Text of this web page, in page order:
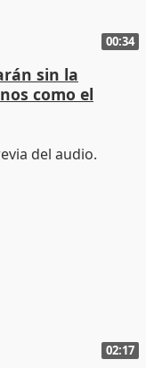
00:34
sin la
como el
02:17